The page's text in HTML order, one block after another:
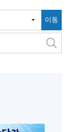
이동
검
색